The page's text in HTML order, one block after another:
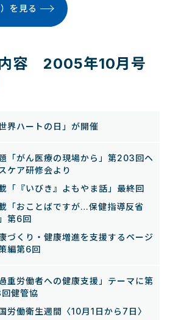
を見る
容 2005年10月号
世界ハートの日」が開催
「がん医療の現場から」第203回ヘ
ケア研修会より
「『いびき』よもやま話」最終回
「おことばですが…保健指導反省
第6回
づくり・健康増進を支援するページ
編第6回
過重労働者への健康支援」テーマに第
健管協
労働衛生週間〈10月1日から7日〉